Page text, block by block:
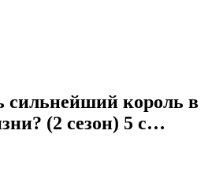
сильнейший король в
(2 сезон) 5 с…